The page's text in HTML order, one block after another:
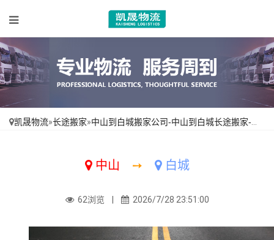
凯晟物流»长途搬家»中山到白城搬家公司-中山到白城长途搬家-从中山搬家到白城
中山 ➙ 白城
62浏览 | 2026/7/28 23:51:00